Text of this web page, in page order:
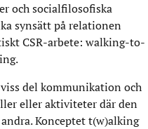
och socialfilosofiska
synsätt på relationen
CSR-arbete: walking-to-
del kommunikation och
eller aktiviteter där den
Konceptet t(w)alking